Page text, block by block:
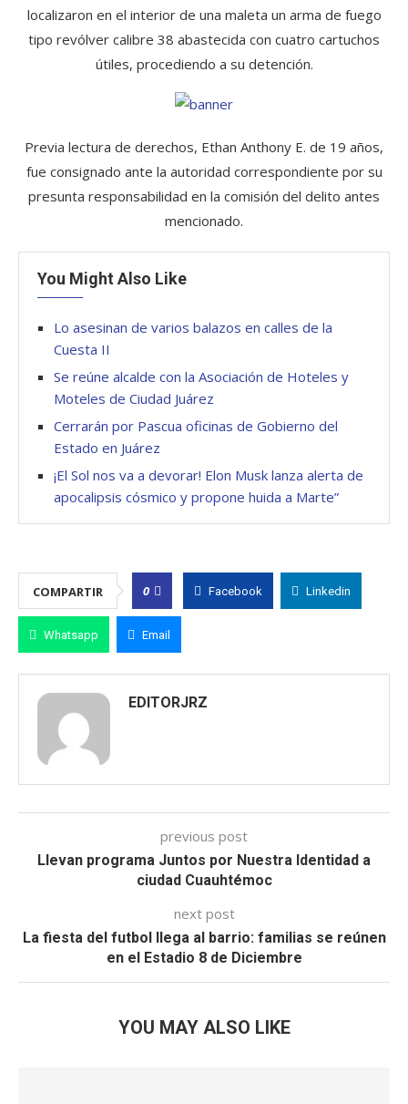
localizaron en el interior de una maleta un arma de fuego
tipo revólver calibre 38 abastecida con cuatro cartuchos
útiles, procediendo a su detención.
Previa lectura de derechos, Ethan Anthony E. de 19 años,
fue consignado ante la autoridad correspondiente por su
presunta responsabilidad en la comisión del delito antes
mencionado.
You Might Also Like
Lo asesinan de varios balazos en calles de la
Cuesta II
Se reúne alcalde con la Asociación de Hoteles y
Moteles de Ciudad Juárez
Cerrarán por Pascua oficinas de Gobierno del
Estado en Juárez
¡El Sol nos va a devorar! Elon Musk lanza alerta de
apocalipsis cósmico y propone huida a Marte”
COMPARTIR 0 Facebook Linkedin
Whatsapp Email
EDITORJRZ
previous post
Llevan programa Juntos por Nuestra Identidad a
ciudad Cuauhtémoc
next post
La fiesta del futbol llega al barrio: familias se reúnen
en el Estadio 8 de Diciembre
YOU MAY ALSO LIKE